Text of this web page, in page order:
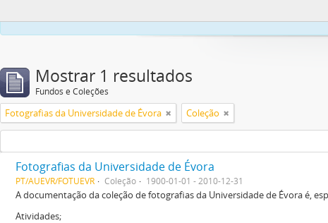
Este sítio web
Mostrar 1 resultados
Fundos e Coleções
Fotografias da Universidade de Évora Coleção
Fotografias da Universidade de Évora
PT/AUEVR/FOTUEVR Coleção 1900-01-01 - 2010-12-31
A documentação da coleção de fotografias da Universidade de Évora é,
Atividades;